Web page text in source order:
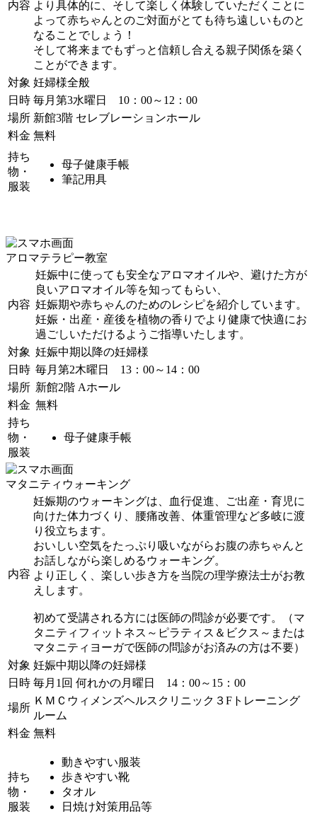
内容 より具体的に、そして楽しく体験していただくことに
よって赤ちゃんとのご対面がとても待ち遠しいものと
なることでしょう！
そして将来までもずっと信頼し合える親子関係を築く
ことができます。
対象 妊婦様全般
日時 毎月第3水曜日 10：00～12：00
場所 新館3階 セレブレーションホール
料金 無料
持ち
物・
服装
母子健康手帳
筆記用具
アロマテラピー教室
内容
妊娠中に使っても安全なアロマオイルや、避けた方が
良いアロマオイル等を知ってもらい、
妊娠期や赤ちゃんのためのレシピを紹介しています。
妊娠・出産・産後を植物の香りでより健康で快適にお
過ごしいただけるようご指導いたします。
対象 妊娠中期以降の妊婦様
日時 毎月第2木曜日 13：00～14：00
場所 新館2階 Aホール
料金 無料
持ち
物・
服装
母子健康手帳
マタニティウォーキング
内容
妊娠期のウォーキングは、血行促進、ご出産・育児に
向けた体力づくり、腰痛改善、体重管理など多岐に渡
り役立ちます。
おいしい空気をたっぷり吸いながらお腹の赤ちゃんと
お話しながら楽しめるウォーキング。
より正しく、楽しい歩き方を当院の理学療法士がお教
えします。
初めて受講される方には医師の問診が必要です。（マ
タニティフィットネス～ピラティス＆ビクス～または
マタニティヨーガで医師の問診がお済みの方は不要）
対象 妊娠中期以降の妊婦様
日時 毎月1回 何れかの月曜日 14：00～15：00
場所
ＫＭＣウィメンズヘルスクリニック３Fトレーニング
ルーム
料金 無料
持ち
物・
服装
動きやすい服装
歩きやすい靴
タオル
日焼け対策用品等